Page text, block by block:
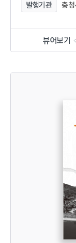
발행기관
충
뷰어보기